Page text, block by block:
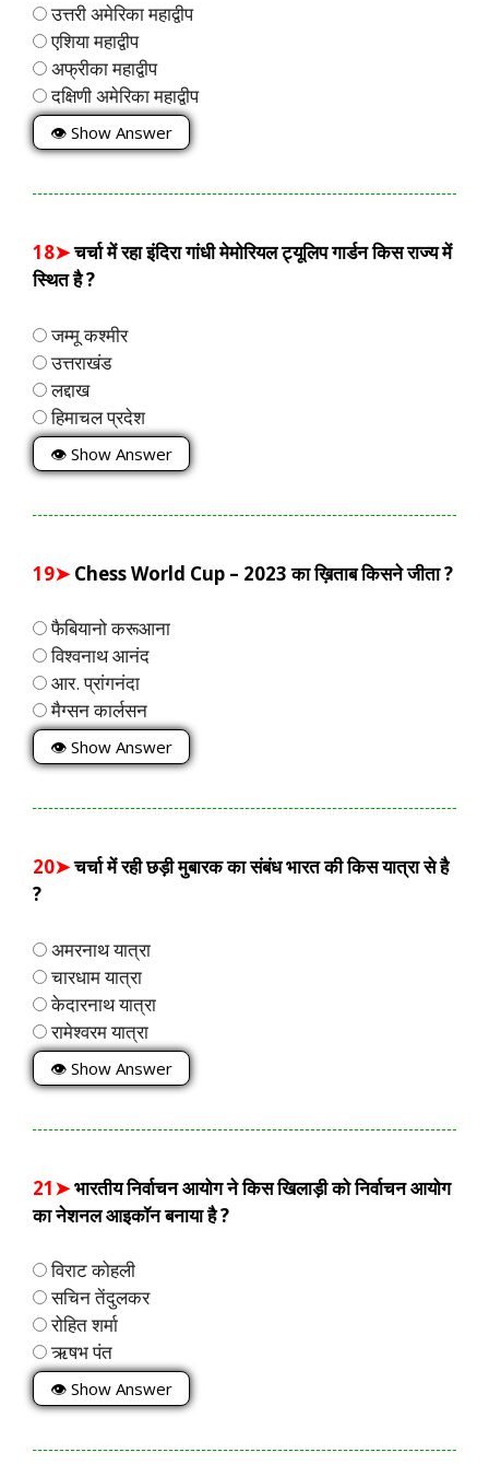
उत्तरी अमेरिका महाद्वीप
एशिया महाद्वीप
अफ्रीका महाद्वीप
दक्षिणी अमेरिका महाद्वीप
👁 Show Answer
18➤चर्चा में रहा इंदिरा गांधी मेमोरियल ट्यूलिप गार्डन किस राज्य में
स्थित है ?
जम्मू कश्मीर
उत्तराखंड
लद्दाख
हिमाचल प्रदेश
👁 Show Answer
19➤Chess World Cup – 2023 का ख़िताब किसने जीता ?
फैबियानो करूआना
विश्वनाथ आनंद
आर. प्रांगनंदा
मैग्सन कार्लसन
👁 Show Answer
20➤चर्चा में रही छड़ी मुबारक का संबंध भारत की किस यात्रा से है
?
अमरनाथ यात्रा
चारधाम यात्रा
केदारनाथ यात्रा
रामेश्वरम यात्रा
👁 Show Answer
21➤भारतीय निर्वाचन आयोग ने किस खिलाड़ी को निर्वाचन आयोग
का नेशनल आइकॉन बनाया है ?
विराट कोहली
सचिन तेंदुलकर
रोहित शर्मा
ऋषभ पंत
👁 Show Answer